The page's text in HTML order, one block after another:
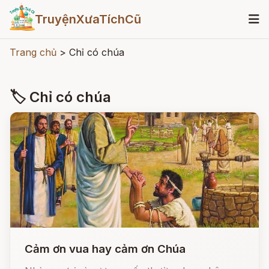
TruyệnXưaTíchCũ
Trang chủ > Chỉ có chúa
🏷 Chỉ có chúa
Cảm ơn vua hay cảm ơn Chúa